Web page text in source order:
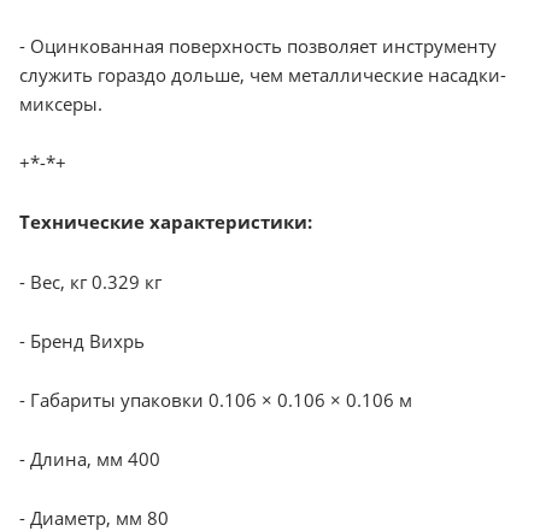
- Оцинкованная поверхность позволяет инструменту
служить гораздо дольше, чем металлические насадки-
миксеры.
+*-*+
Технические характеристики:
- Вес, кг 0.329 кг
- Бренд Вихрь
- Габариты упаковки 0.106 × 0.106 × 0.106 м
- Длина, мм 400
- Диаметр, мм 80